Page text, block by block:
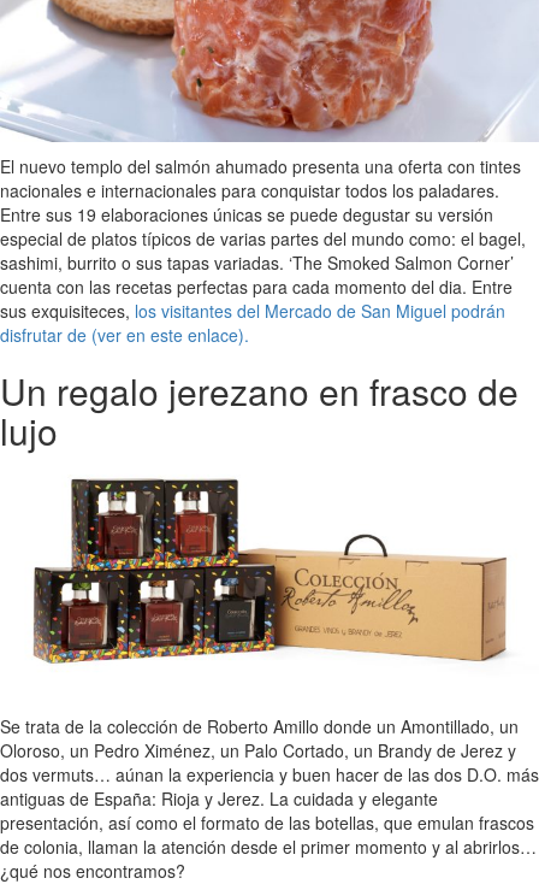
El nuevo templo del salmón ahumado presenta una oferta con tintes
nacionales e internacionales para conquistar todos los paladares.
Entre sus 19 elaboraciones únicas se puede degustar su versión
especial de platos típicos de varias partes del mundo como: el bagel,
sashimi, burrito o sus tapas variadas. ‘The Smoked Salmon Corner’
cuenta con las recetas perfectas para cada momento del dia. Entre
sus exquisiteces, los visitantes del Mercado de San Miguel podrán
disfrutar de (ver en este enlace).
Un regalo jerezano en frasco de
lujo
Se trata de la colección de Roberto Amillo donde un Amontillado, un
Oloroso, un Pedro Ximénez, un Palo Cortado, un Brandy de Jerez y
dos vermuts… aúnan la experiencia y buen hacer de las dos D.O. más
antiguas de España: Rioja y Jerez. La cuidada y elegante
presentación, así como el formato de las botellas, que emulan frascos
de colonia, llaman la atención desde el primer momento y al abrirlos…
¿qué nos encontramos?